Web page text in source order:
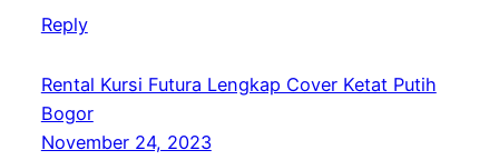
Reply
Rental Kursi Futura Lengkap Cover Ketat Putih
Bogor
November 24, 2023